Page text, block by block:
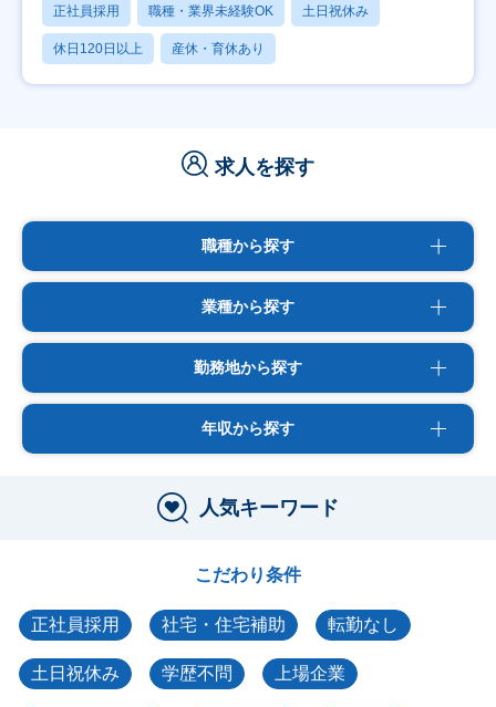
正社員採用 職種・業界未経験OK 土日祝休み
休日120日以上 産休・育休あり
求人を探す
職種から探す
業種から探す
勤務地から探す
年収から探す
人気キーワード
こだわり条件
正社員採用 社宅・住宅補助 転勤なし
土日祝休み 学歴不問 上場企業